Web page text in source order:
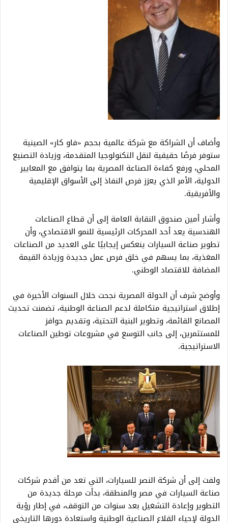
وأضاف أن الشراكة مع شركة عالمية بحجم «فاو كار» الصينية
ستوفر فرصًا حقيقية لنقل التكنولوجيا المتقدمة، وزيادة التصنيع
المحلي، ورفع كفاءة الصناعة المصرية بما يتوافق مع المعايير
الدولية، الأمر الذي يعزز فرص النفاذ إلى الأسواق الإقليمية
والأفريقية.
وأشار أمين صندوق النقابة العامة إلى أن قطاع الصناعات
الهندسية يعد أحد المحركات الرئيسية للنمو الاقتصادي، وأن
تطوير صناعة السيارات ينعكس إيجابيًا على العديد من الصناعات
المغذية، بما يسهم في خلق فرص عمل جديدة وزيادة القيمة
المضافة للاقتصاد الوطني.
وأوضح شرف أن الدولة المصرية نجحت خلال السنوات الأخيرة في
إطلاق استراتيجية متكاملة لدعم الصناعة الوطنية، تضمنت تحديث
المصانع القائمة، وتطوير البنية التحتية، وتقديم حوافز
للمستثمرين، إلى جانب التوسع في مشروعات توطين الصناعات
الاستراتيجية.
ولفت إلى أن شركة النصر للسيارات، التي تعد من أقدم شركات
صناعة السيارات في مصر والمنطقة، بدأت مرحلة جديدة من
التطوير وإعادة التشغيل بعد سنوات من التوقف، في إطار رؤية
الدولة لإحياء القلاع الصناعية الوطنية واستعادة دورها التاريخي